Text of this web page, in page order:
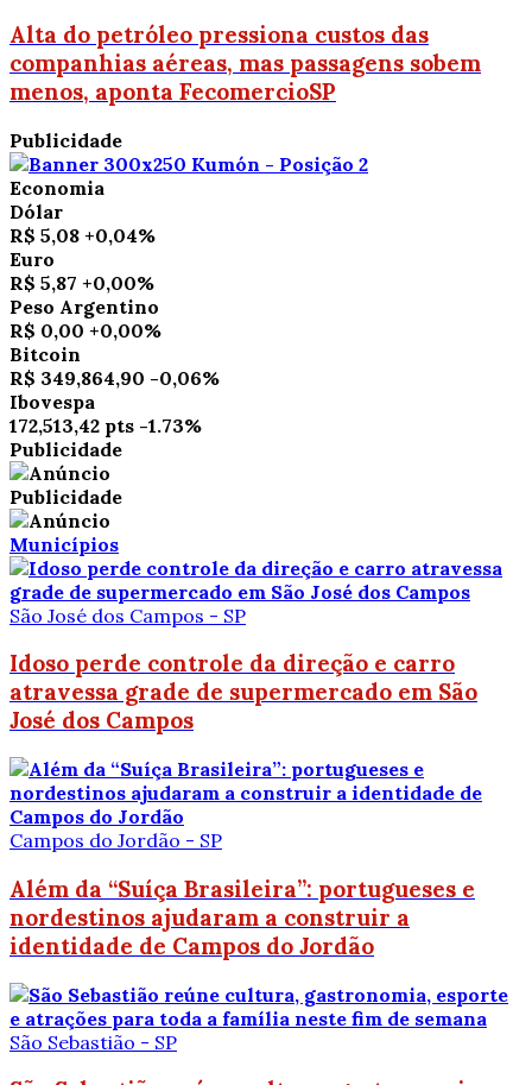
Alta do petróleo pressiona custos das
companhias aéreas, mas passagens sobem
menos, aponta FecomercioSP
Publicidade
Economia
Dólar
R$ 5,08 +0,04%
Euro
R$ 5,87 +0,00%
Peso Argentino
R$ 0,00 +0,00%
Bitcoin
R$ 349,864,90 -0,06%
Ibovespa
172,513,42 pts -1.73%
Publicidade
Publicidade
Municípios
São José dos Campos - SP
Idoso perde controle da direção e carro
atravessa grade de supermercado em São
José dos Campos
Campos do Jordão - SP
Além da “Suíça Brasileira”: portugueses e
nordestinos ajudaram a construir a
identidade de Campos do Jordão
São Sebastião - SP